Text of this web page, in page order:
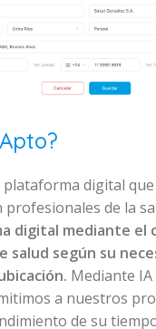
Apto?
plataforma digital
profesionales de la
digital mediante el
salud según su
Mediante
a nuestros
de su